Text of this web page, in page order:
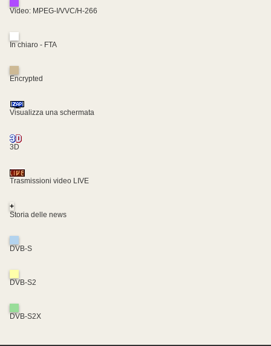
Video: MPEG-I/VVC/H-266
In chiaro - FTA
Encrypted
Visualizza una schermata
3D
Trasmissioni video LIVE
+
Storia delle news
DVB-S
DVB-S2
DVB-S2X